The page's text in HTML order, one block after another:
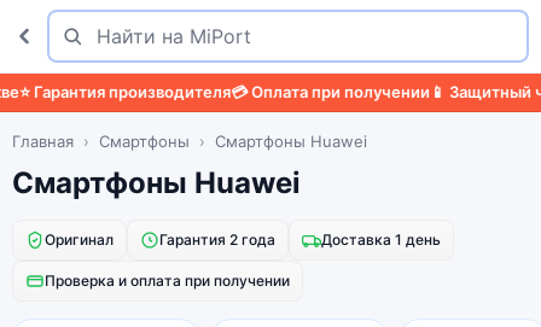
Поиск
Найти
⭐ Гарантия производителя💳 Оплата при получении📱 Защитный
Главная Смартфоны Смартфоны Huawei
Смартфоны Huawei
Оригинал Гарантия 2 года Доставка 1 день
Проверка и оплата при получении